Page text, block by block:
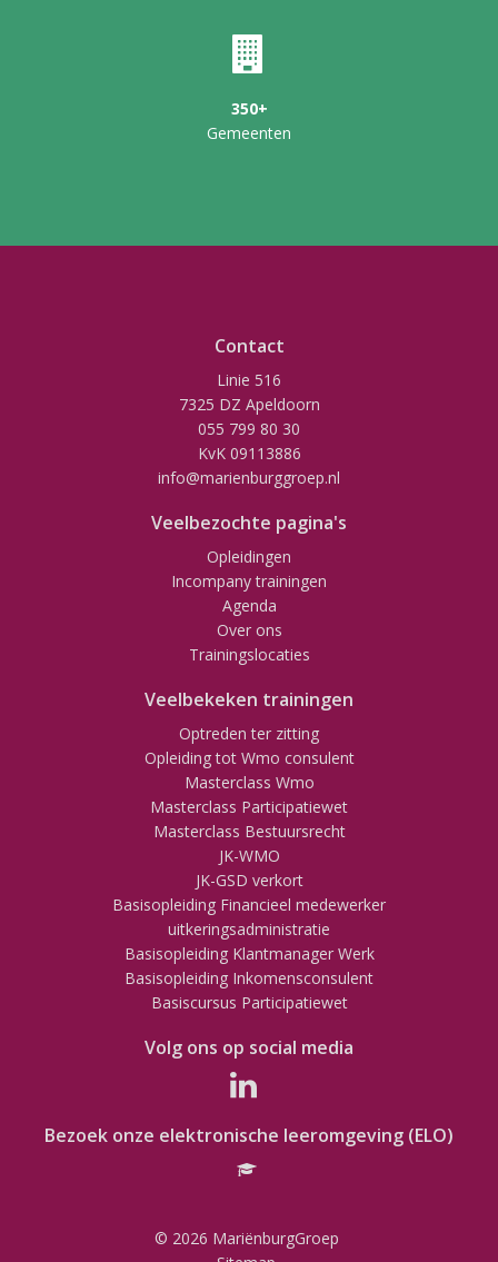
350+
Gemeenten
Contact
Linie 516
7325 DZ Apeldoorn
055 799 80 30
KvK 09113886
info@marienburggroep.nl
Veelbezochte pagina's
Opleidingen
Incompany trainingen
Agenda
Over ons
Trainingslocaties
Veelbekeken trainingen
Optreden ter zitting
Opleiding tot Wmo consulent
Masterclass Wmo
Masterclass Participatiewet
Masterclass Bestuursrecht
JK-WMO
JK-GSD verkort
Basisopleiding Financieel medewerker
uitkeringsadministratie
Basisopleiding Klantmanager Werk
Basisopleiding Inkomensconsulent
Basiscursus Participatiewet
Volg ons op social media
Bezoek onze elektronische leeromgeving (ELO)
© 2026 MariënburgGroep